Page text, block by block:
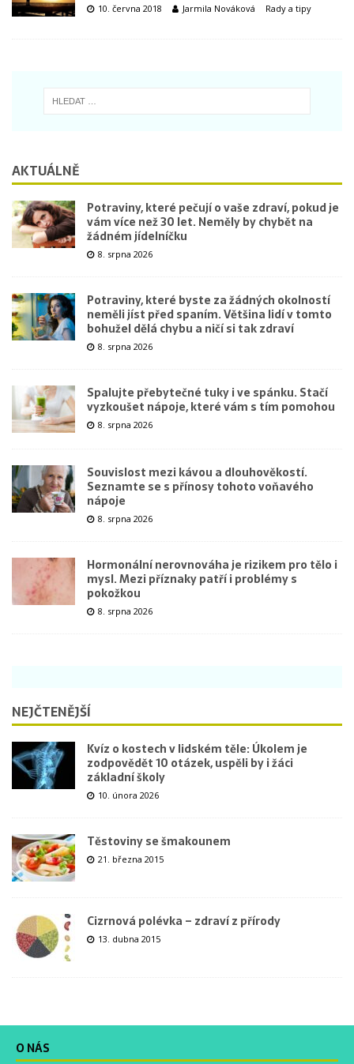
10. června 2018 Jarmila Nováková Rady a tipy
AKTUÁLNĚ
Potraviny, které pečují o vaše zdraví, pokud je
vám více než 30 let. Neměly by chybět na
žádném jídelníčku
8. srpna 2026
Potraviny, které byste za žádných okolností
neměli jíst před spaním. Většina lidí v tomto
bohužel dělá chybu a ničí si tak zdraví
8. srpna 2026
Spalujte přebytečné tuky i ve spánku. Stačí
vyzkoušet nápoje, které vám s tím pomohou
8. srpna 2026
Souvislost mezi kávou a dlouhověkostí.
Seznamte se s přínosy tohoto voňavého
nápoje
8. srpna 2026
Hormonální nerovnováha je rizikem pro tělo i
mysl. Mezi příznaky patří i problémy s
pokožkou
8. srpna 2026
NEJČTENĚJŠÍ
Kvíz o kostech v lidském těle: Úkolem je
zodpovědět 10 otázek, uspěli by i žáci
základní školy
10. února 2026
Těstoviny se šmakounem
21. března 2015
Cizrnová polévka – zdraví z přírody
13. dubna 2015
O NÁS